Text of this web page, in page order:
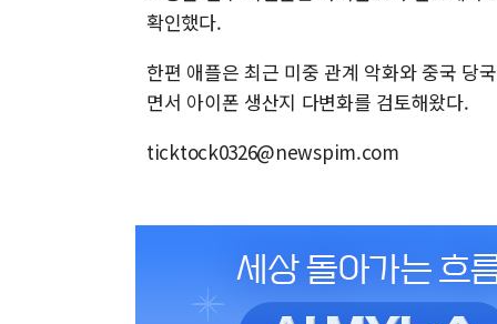
확인했다.
한편 애플은 최근 미중 관계 악화와 중국 당
면서 아이폰 생산지 다변화를 검토해왔다.
ticktock0326@newspim.com